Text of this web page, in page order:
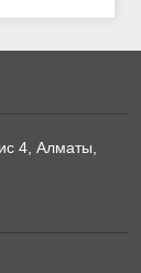
4, Алматы,